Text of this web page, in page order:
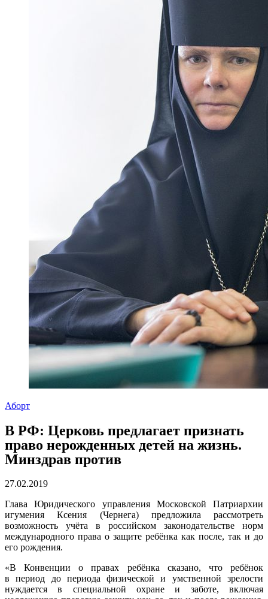
Аборт
В РФ: Церковь предлагает признать
право нерожденных детей на жизнь.
Минздрав против
27.02.2019
Глава Юридического управления Московской Патриархии
игумения Ксения (Чернега) предложила рассмотреть
возможность учёта в российском законодательстве норм
международного права о защите ребёнка как после, так и до
его рождения.
«В Конвенции о правах ребёнка сказано, что ребёнок
в период до периода физической и умственной зрелости
нуждается в специальной охране и заботе, включая